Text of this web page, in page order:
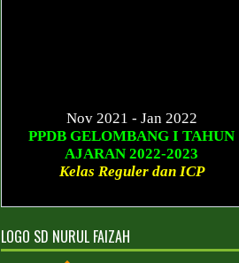
PPDB GELOMBANG I TAHUN
AJARAN 2022-2023
Kelas Reguler dan ICP
PPDB GELOMBANG II TAHUN
Kelas Reguler dan ICP
LOGO SD NURUL FAIZAH